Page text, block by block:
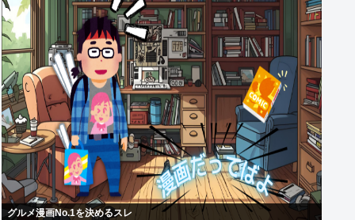
グルメ漫画No.1を決めるスレ